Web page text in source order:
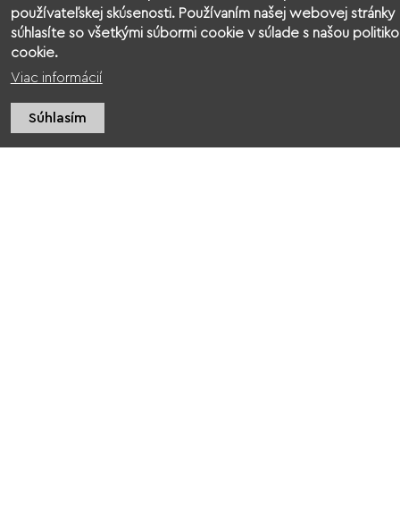
používateľskej skúsenosti. Používaním našej webovej stránky
súhlasíte so všetkými súbormi cookie v súlade s našou
cookie.
Viac informácií
Súhlasím